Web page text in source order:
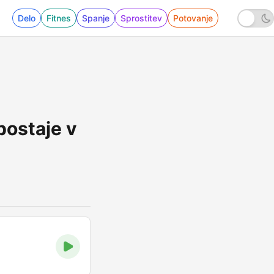
Delo Fitnes Spanje Sprostitev Potovanje
v